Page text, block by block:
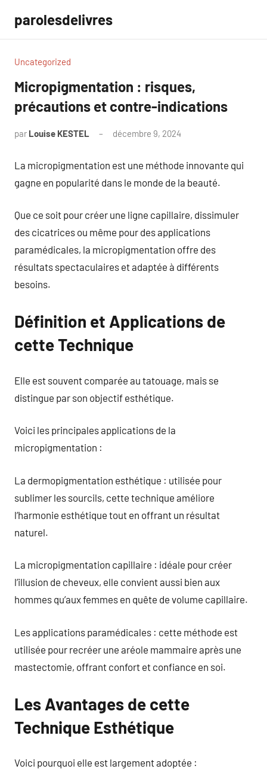
contenu
parolesdelivres
Uncategorized
Micropigmentation : risques,
précautions et contre-indications
par Louise KESTEL décembre 9, 2024
La micropigmentation est une méthode innovante qui
gagne en popularité dans le monde de la beauté.
Que ce soit pour créer une ligne capillaire, dissimuler
des cicatrices ou même pour des applications
paramédicales, la micropigmentation offre des
résultats spectaculaires et adaptée à différents
besoins.
Définition et Applications de
cette Technique
Elle est souvent comparée au tatouage, mais se
distingue par son objectif esthétique.
Voici les principales applications de la
micropigmentation :
La dermopigmentation esthétique : utilisée pour
sublimer les sourcils, cette technique améliore
l’harmonie esthétique tout en offrant un résultat
naturel.
La micropigmentation capillaire : idéale pour créer
l’illusion de cheveux, elle convient aussi bien aux
hommes qu’aux femmes en quête de volume capillaire.
Les applications paramédicales : cette méthode est
utilisée pour recréer une aréole mammaire après une
mastectomie, offrant confort et confiance en soi.
Les Avantages de cette
Technique Esthétique
Voici pourquoi elle est largement adoptée :